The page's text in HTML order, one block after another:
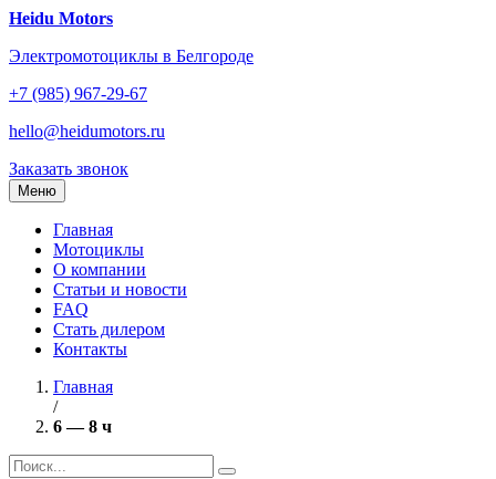
Перейти
содержанию
Heidu Motors
Электромотоциклы в Белгороде
+7 (985) 967-29-67
hello@heidumotors.ru
Заказать звонок
Меню
Главная
Мотоциклы
О компании
Статьи и новости
FAQ
Стать дилером
Контакты
Главная
/
6 — 8 ч
Найти: